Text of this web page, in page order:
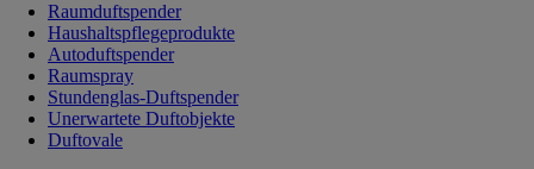
Raumduftspender
Haushaltspflegeprodukte
Autoduftspender
Raumspray
Stundenglas-Duftspender
Unerwartete Duftobjekte
Duftovale